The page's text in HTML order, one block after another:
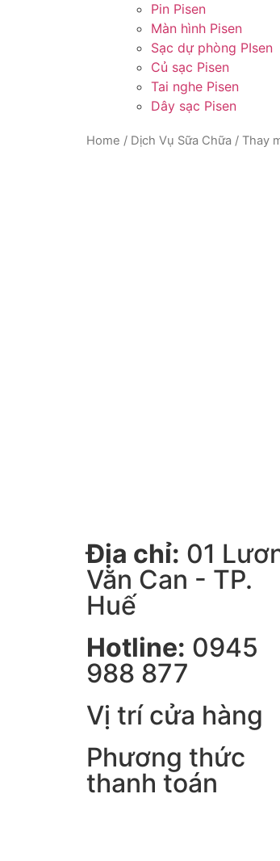
Pin Pisen
Màn hình Pisen
Sạc dự phòng PIsen
Củ sạc Pisen
Tai nghe Pisen
Dây sạc Pisen
Home / Dịch Vụ Sữa Chữa / Thay
Địa chỉ: 01
Văn Can - TP.
Huế
Hotline: 0945
988 877
Vị trí cửa hàng
Phương thức
thanh toán